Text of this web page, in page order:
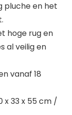
pluche en het
hoge rug en
al veilig en
vanaf 18
x 33 x 55 cm /